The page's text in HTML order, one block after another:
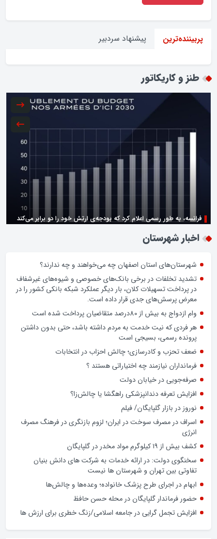
پربیننده‌ترین پیشنهاد سردبیر
طنز و کاریکاتور
فرانسه، به طور رسمی اعلام کرد که بودجه‌ی ارتش خود را دو برابر می‌کند
زن اگر خوب باشه یه زندگی حالش خوبه/روز زن مبارک
اخبار شهرستان
شهرستان‌های استان اصفهان چه می‌خواهند و چه ندارند؟
تشدید تخلفات در برخی بانک‌های خصوصی و شیوه‌های غیرشفاف
در پرداخت تسهیلات کلان، بار دیگر عملکرد شبکه بانکی کشور را در
معرض پرسش‌های جدی قرار داده است.
وام ازدواج به بیش از 80درصد متقاضیان پرداخت شده است
هر فردی که نیت خدمت به مردم داشته باشد، حتی بدون داشتن
پرونده رسمی، بسیجی است
ضعف تحزب و کادرسازی؛ چالش احزاب در انتخابات
فرمانداران نیازمند چه اختیاراتی هستند ؟
صرفه‌جویی در خیابان دولت
افزایش تعرفه دندانپزشکی راهگشا یا چالش‌زا؟
نوروز در بازار گلپایگان/ فیلم
اسراف در مصرف سوخت در ایران؛ لزوم بازنگری در فرهنگ مصرف
انرژی
کشف بیش از ۱۹ کیلوگرم مواد مخدر در گلپایگان
سخنگوی دولت: در ارائه خدمات به شرکت های دانش بنیان
تفاوتی بین تهران و شهرستان ها نیست